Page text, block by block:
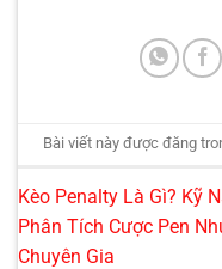
Bài viết này được đăng
Kèo Penalty Là Gì? Kỹ
Phân Tích Cược Pen
Chuyên Gia